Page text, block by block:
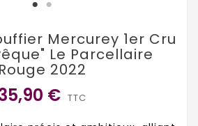
Mercurey 1er Cru
Le Parcellaire
Rouge 2022
€ TTC